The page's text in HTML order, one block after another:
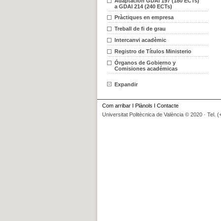
a GDAI 214 (240 ECTs)
Pràctiques en empresa
Treball de fi de grau
Intercanvi acadèmic
Registro de Títulos Ministerio
Órganos de Gobierno y
Comisiones académicas
Expandir
Com arribar I Plànols I Contacte
Universitat Politècnica de València © 2020 · Tel.